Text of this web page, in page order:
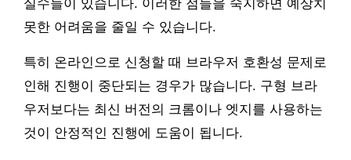
실수들이 있습니다. 이러한 점들을 숙지하면 예상치
못한 어려움을 줄일 수 있습니다.
특히 온라인으로 신청할 때 브라우저 호환성 문제로
인해 진행이 중단되는 경우가 많습니다. 구형 브라
우저보다는 최신 버전의 크롬이나 엣지를 사용하는
것이 안정적인 진행에 도움이 됩니다.